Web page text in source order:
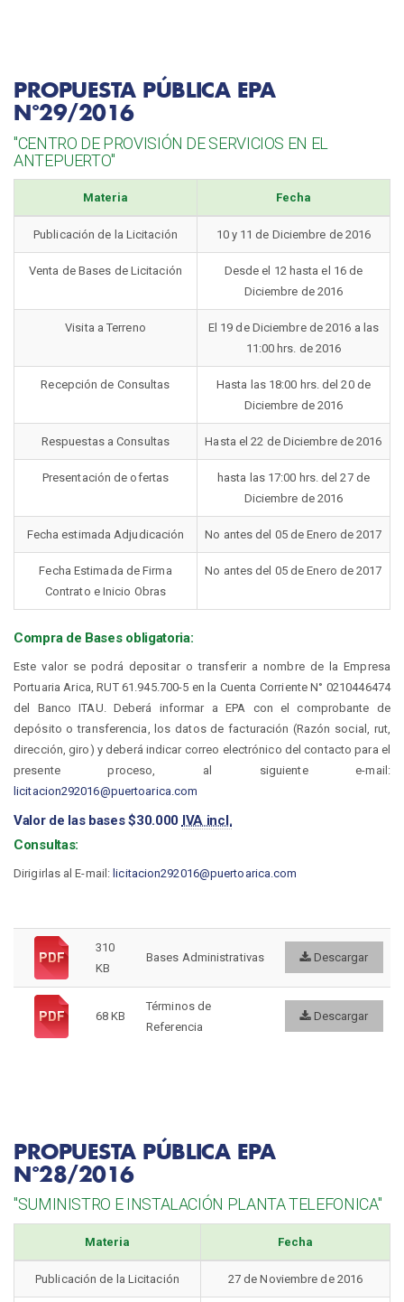
PROPUESTA PÚBLICA EPA
N°29/2016
"CENTRO DE PROVISIÓN DE SERVICIOS EN EL
ANTEPUERTO"
Materia Fecha
Publicación de la Licitación 10 y 11 de Diciembre de 2016
Venta de Bases de Licitación
Desde el 12 hasta el 16 de
Diciembre de 2016
Visita a Terreno
El 19 de Diciembre de 2016 a las
11:00 hrs. de 2016
Recepción de Consultas
Hasta las 18:00 hrs. del 20 de
Diciembre de 2016
Respuestas a Consultas Hasta el 22 de Diciembre de 2016
Presentación de ofertas
hasta las 17:00 hrs. del 27 de
Diciembre de 2016
Fecha estimada Adjudicación No antes del 05 de Enero de 2017
Fecha Estimada de Firma
Contrato e Inicio Obras
No antes del 05 de Enero de 2017
Compra de Bases obligatoria:
Este valor se podrá depositar o transferir a nombre de la Empresa
Portuaria Arica, RUT 61.945.700-5 en la Cuenta Corriente N° 0210446474
del Banco ITAU. Deberá informar a EPA con el comprobante de
depósito o transferencia, los datos de facturación (Razón social, rut,
dirección, giro) y deberá indicar correo electrónico del contacto para el
presente proceso, al siguiente e-mail:
licitacion292016@puertoarica.com
Valor de las bases $30.000 IVA incl.
Consultas:
Dirigirlas al E-mail:licitacion292016@puertoarica.com
310
KB
Bases Administrativas Descargar
68 KB
Términos de
Referencia
Descargar
PROPUESTA PÚBLICA EPA
N°28/2016
"SUMINISTRO E INSTALACIÓN PLANTA TELEFONICA"
Materia Fecha
Publicación de la Licitación 27 de Noviembre de 2016